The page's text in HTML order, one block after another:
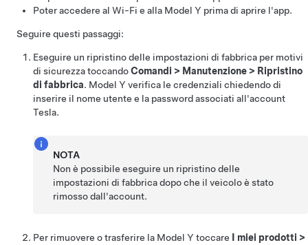
Poter accedere al Wi-Fi e alla Model Y prima di aprire l'app.
Seguire questi passaggi:
Eseguire un ripristino delle impostazioni di fabbrica per motivi
di sicurezza toccandoComandi > Manutenzione > Ripristino
di fabbrica. Model Y verifica le credenziali chiedendo di
inserire il nome utente e la password associati all'account
Tesla.
NOTA
Non è possibile eseguire un ripristino delle
impostazioni di fabbrica dopo che il veicolo è stato
rimosso dall'account.
Per rimuovere o trasferire la Model Y toccare I miei prodotti >